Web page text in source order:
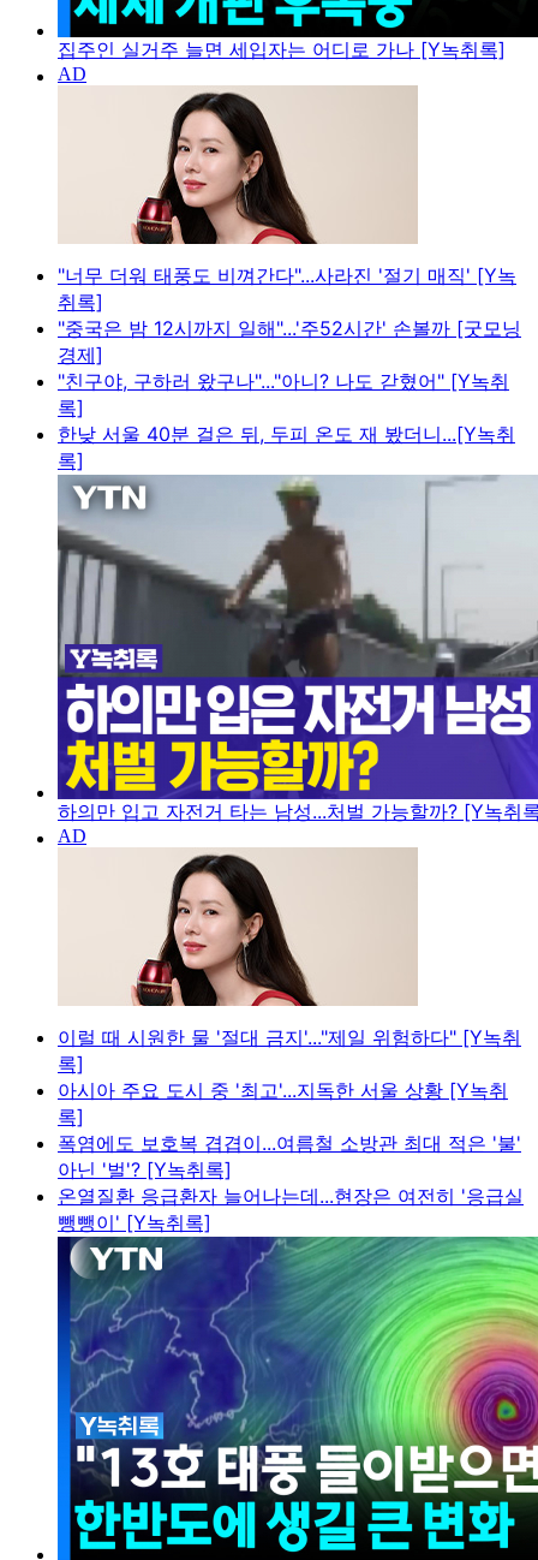
집주인 실거주 늘면 세입자는 어디로 가나 [Y녹취록]
"너무 더워 태풍도 비껴간다"...사라진 '절기 매직' [Y녹
취록]
"중국은 밤 12시까지 일해"...'주52시간' 손볼까 [굿모닝
경제]
"친구야, 구하러 왔구나"..."아니? 나도 갇혔어" [Y녹취
록]
한낮 서울 40분 걸은 뒤, 두피 온도 재 봤더니...[Y녹취
록]
하의만 입고 자전거 타는 남성...처벌 가능할까? [Y녹취
이럴 때 시원한 물 '절대 금지'..."제일 위험하다" [Y녹취
록]
아시아 주요 도시 중 '최고'...지독한 서울 상황 [Y녹취
록]
폭염에도 보호복 겹겹이...여름철 소방관 최대 적은 '불'
아닌 '벌'? [Y녹취록]
온열질환 응급환자 늘어나는데...현장은 여전히 '응급실
뺑뺑이' [Y녹취록]